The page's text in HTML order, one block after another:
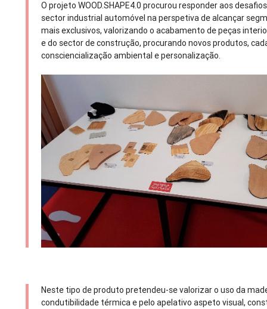
O projeto WOOD.SHAPE4.0 procurou responder aos
sector industrial automóvel na perspetiva de alcançar
mais exclusivos, valorizando o acabamento de peças
e do sector de construção, procurando novos produtos,
consciencialização ambiental e personalização.
Neste tipo de produto pretendeu-se valorizar o uso da
condutibilidade térmica e pelo apelativo aspeto visual,